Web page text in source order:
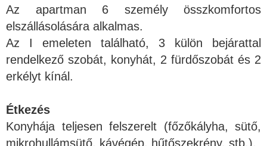
Az apartman 6 személy összkomfortos
elszállásolására alkalmas.
Az I emeleten található, 3 külön bejárattal
rendelkező szobát, konyhát, 2 fürdőszobát és 2
erkélyt kínál.
Étkezés
Konyhája teljesen felszerelt (főzőkályha, sütő,
mikrohullámsütő, kávégép, hűtőszekrény, stb.).